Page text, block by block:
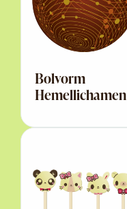
Bolvorm
Hemellichamen